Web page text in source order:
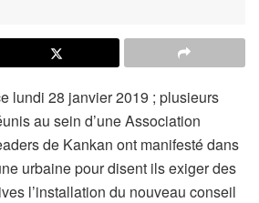
lundi 28 janvier 2019 ; plusieurs
au sein d’une Association
de Kankan ont manifesté dans
urbaine pour disent ils exiger des
l’installation du nouveau conseil